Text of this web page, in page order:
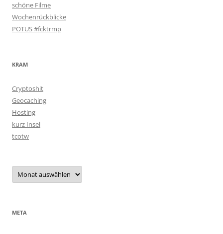
schöne Filme
Wochenrückblicke
POTUS #fcktrmp
KRAM
Cryptoshit
Geocaching
Hosting
kurz Insel
tcotw
Archiv
META